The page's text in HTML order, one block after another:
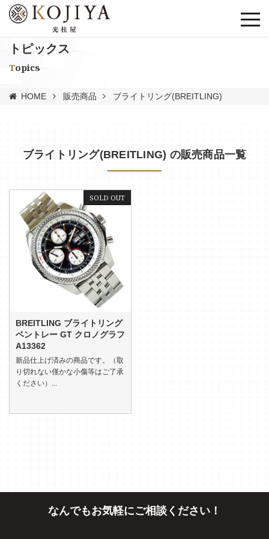
トピックス
Topics
HOME 販売商品 ブライトリング(BREITLING)
ブライトリング(BREITLING) の販売商品一覧
SOLD OUT
BREITLING ブライトリング
ベントレー GT クロノグラフ
A13362
新品仕上げ済みの商品です。（取
り切れない僅かな小傷等はご了承
ください）...
なんでもお気軽にご相談ください！